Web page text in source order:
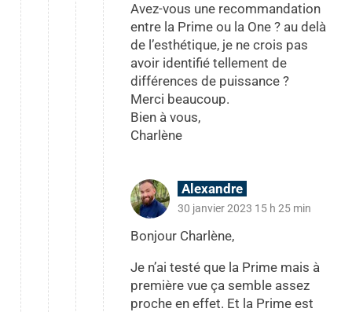
Avez-vous une recommandation
entre la Prime ou la One ? au delà
de l’esthétique, je ne crois pas
avoir identifié tellement de
différences de puissance ?
Merci beaucoup.
Bien à vous,
Charlène
Alexandre
30 janvier 2023 15 h 25 min
Bonjour Charlène,
Je n’ai testé que la Prime mais à
première vue ça semble assez
proche en effet. Et la Prime est